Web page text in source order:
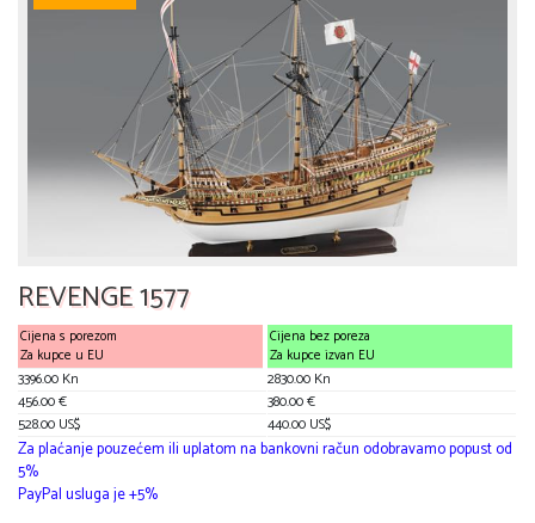
REVENGE 1577
Cijena s porezom
Za kupce u EU
3396.00 Kn
456.00 €
528.00 US$
Cijena bez poreza
Za kupce izvan EU
2830.00 Kn
380.00 €
440.00 US$
Za plaćanje pouzećem ili uplatom na bankovni račun odobravamo popust od
5%
PayPal usluga je +5%